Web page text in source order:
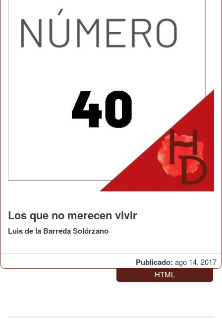
Publicado: ago 14, 2017
Los que no merecen vivir
Luis de la Barreda Solórzano
HTML